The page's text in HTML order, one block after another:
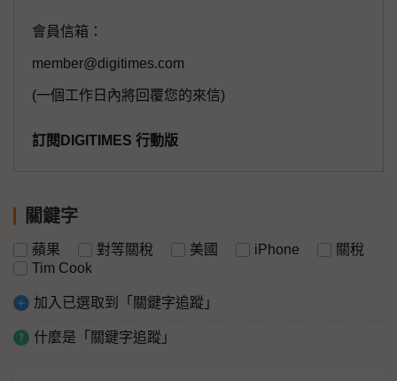
會員信箱：
member@digitimes.com
(一個工作日內將回覆您的來信)
訂閱DIGITIMES 行動版
關鍵字
蘋果 對等關稅 美國 iPhone
關稅
Tim Cook
加入已選取到「關鍵字追蹤」
什麼是「關鍵字追蹤」